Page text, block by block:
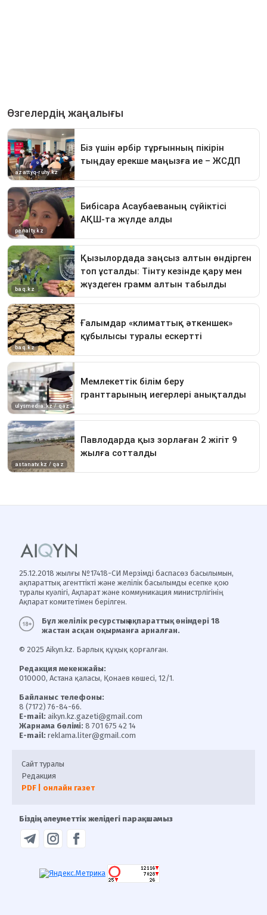
25.12.2018 жылғы №17418-СИ Мерзімді баспасөз басылымын,
ақпараттық агенттікті және желілік басылымды есепке қою
туралы куәлігі, Ақпарат және коммуникация министрлігінің
Ақпарат комитетімен берілген.
Бұл желілік ресурстың ақпараттық өнімдері 18
жастан асқан оқырманға арналған.
© 2025 Aikyn.kz. Барлық құқық қорғалған.
Редакция мекенжайы:
010000, Астана қаласы, Қонаев көшесі, 12/1.
Байланыс телефоны:
8 (7172) 76-84-66.
E-mail: aikyn.kz.gazeti@gmail.com
Жарнама бөлімі: 8 701 675 42 14
E-mail: reklama.liter@gmail.com
Сайт туралы
Редакция
PDF | онлайн газет
Біздің әлеуметтік желідегі парақшамыз